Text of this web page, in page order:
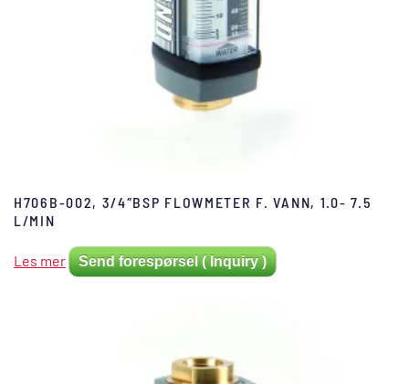
H706B-002, 3/4″BSP FLOWMETER F. VANN, 1.0- 7.5
L/MIN
Les mer Send forespørsel ( Inquiry )